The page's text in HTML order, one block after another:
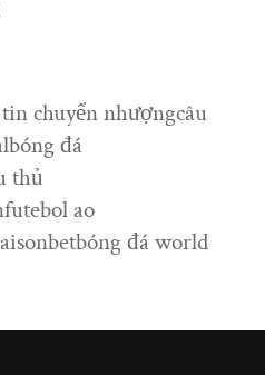
chuyển nhượngcâu
đá
thủ
ao
đá world